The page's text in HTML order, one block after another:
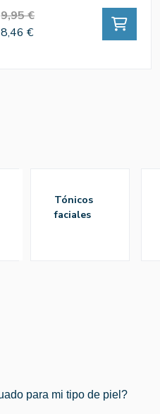
9,95 €
8,46 €
tónicos
faciales
para mi tipo de piel?